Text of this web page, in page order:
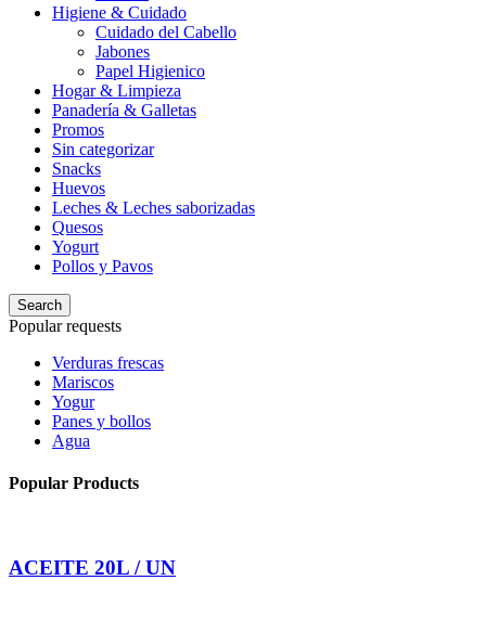
Higiene & Cuidado
Cuidado del Cabello
Jabones
Papel Higienico
Hogar & Limpieza
Panadería & Galletas
Promos
Sin categorizar
Snacks
Huevos
Leches & Leches saborizadas
Quesos
Yogurt
Pollos y Pavos
Search
Popular requests
Verduras frescas
Mariscos
Yogur
Panes y bollos
Agua
Popular Products
ACEITE 20L / UN